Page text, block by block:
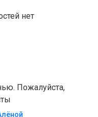
нет
Пожалуйста,